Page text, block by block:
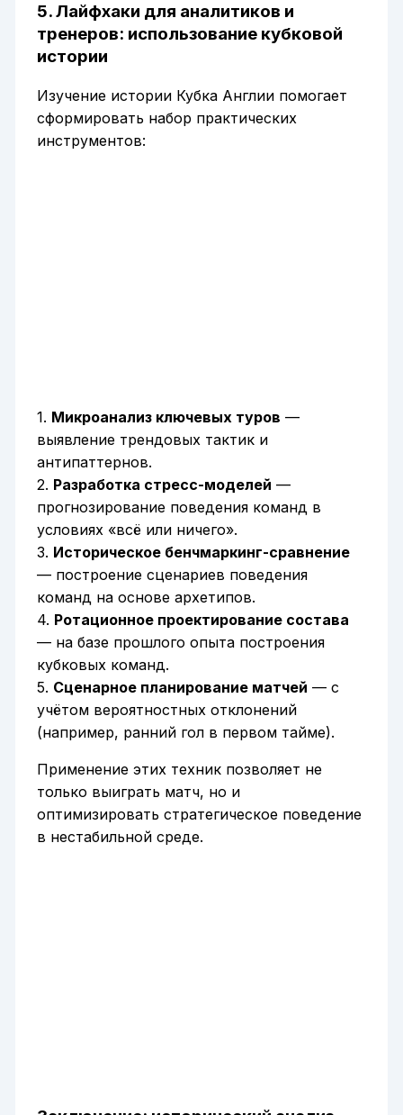
5. Лайфхаки для аналитиков и
тренеров: использование кубковой
истории
Изучение истории Кубка Англии помогает
сформировать набор практических
инструментов:
1. Микроанализ ключевых туров —
выявление трендовых тактик и
антипаттернов.
2. Разработка стресс-моделей —
прогнозирование поведения команд в
условиях «всё или ничего».
3. Историческое бенчмаркинг-сравнение
— построение сценариев поведения
команд на основе архетипов.
4. Ротационное проектирование состава
— на базе прошлого опыта построения
кубковых команд.
5. Сценарное планирование матчей — с
учётом вероятностных отклонений
(например, ранний гол в первом тайме).
Применение этих техник позволяет не
только выиграть матч, но и
оптимизировать стратегическое поведение
в нестабильной среде.